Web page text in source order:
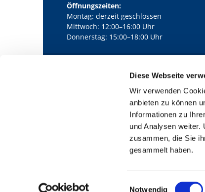
Diese Webseite
Wir verwenden
anbieten zu können
Informationen zu
und Analysen weiter.
zusammen, die Sie
gesammelt haben.
Notwendig
Öffnungszeiten:
Montag: derzeit geschlossen
Mittwoch: 12:00–16:00 Uhr
Donnerstag: 15:00–18:00 Uhr
Kath. Kirchengemeinde